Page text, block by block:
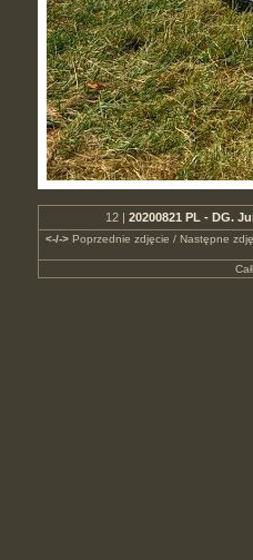
12 | 20200821 PL - DG.
<-/->Poprzednie zdjęcie / Następne